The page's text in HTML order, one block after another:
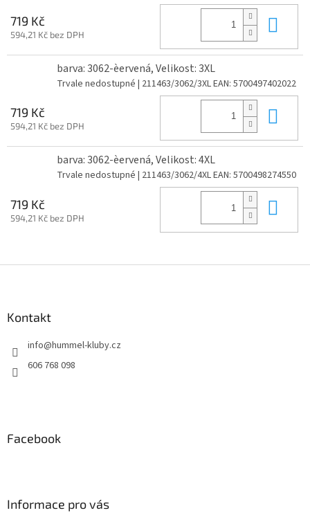
719 Kč
594,21 Kč bez DPH
barva: 3062-èervená, Velikost: 3XL
Trvale nedostupné | 211463/3062/3XLEAN: 5700497402022
719 Kč
594,21 Kč bez DPH
barva: 3062-èervená, Velikost: 4XL
Trvale nedostupné | 211463/3062/4XLEAN: 5700498274550
719 Kč
594,21 Kč bez DPH
Kontakt
info@hummel-kluby.cz
606 768 098
Facebook
Informace pro vás